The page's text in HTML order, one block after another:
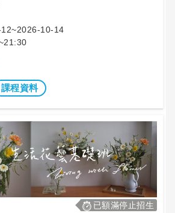
10-14
課程資料
已額滿停止招生